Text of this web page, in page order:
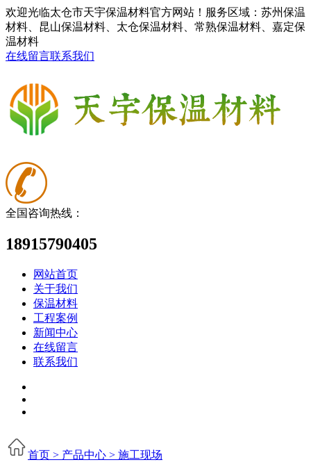
欢迎光临太仓市天宇保温材料官方网站！服务区域：苏州保温
材料、昆山保温材料、太仓保温材料、常熟保温材料、嘉定保
温材料
在线留言联系我们
全国咨询热线：
18915790405
网站首页
关于我们
保温材料
工程案例
新闻中心
在线留言
联系我们
首页 > 产品中心 > 施工现场